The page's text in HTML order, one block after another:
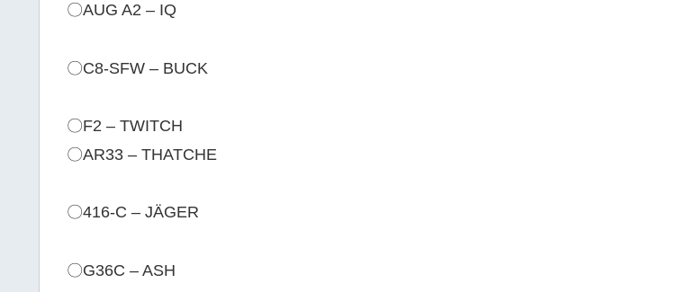
〇AUG A2 – IQ
〇C8-SFW – BUCK
〇F2 – TWITCH
〇AR33 – THATCHE
〇416-C – JÄGER
〇G36C – ASH